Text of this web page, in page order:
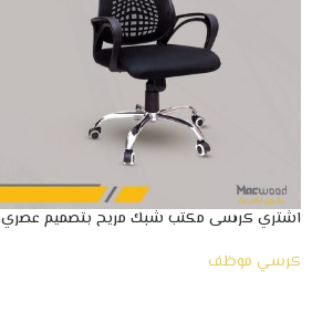
اشتري كرسى مكتب شبك مريح بتصميم عصري
كرسي موظف